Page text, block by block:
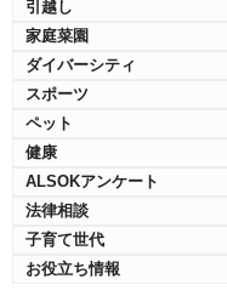
引越し
家庭菜園
ダイバーシティ
スポーツ
ペット
健康
ALSOKアンケート
法律相談
子育て世代
お役立ち情報